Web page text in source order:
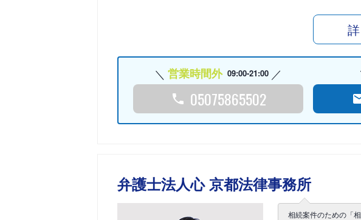
営業時間外 09:00-21:00
05075865502
弁護士法人心 京都法律事務所
相続案件のための「